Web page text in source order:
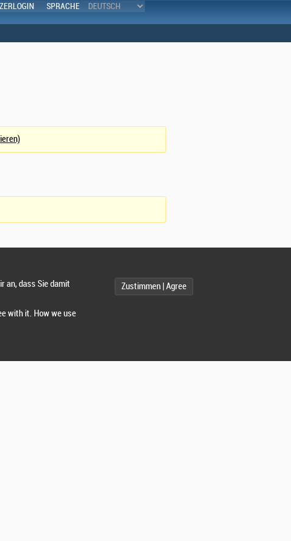
SPRACHE
Zustimmen | Agree
an, dass Sie damit
with it. How we use